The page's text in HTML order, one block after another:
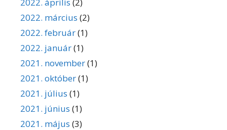
2022. március (2)
2022. február(1)
2022. január(1)
2021. november(1)
2021. október(1)
2021. július (1)
2021. június (1)
2021. május (3)